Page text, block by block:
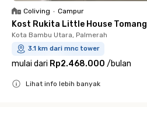
Coliving • Campur
Kost Rukita Little House Tomang
Kota Bambu Utara, Palmerah
3.1 km dari mnc tower
mulai dari Rp2.468.000 /bulan
Lihat info lebih banyak